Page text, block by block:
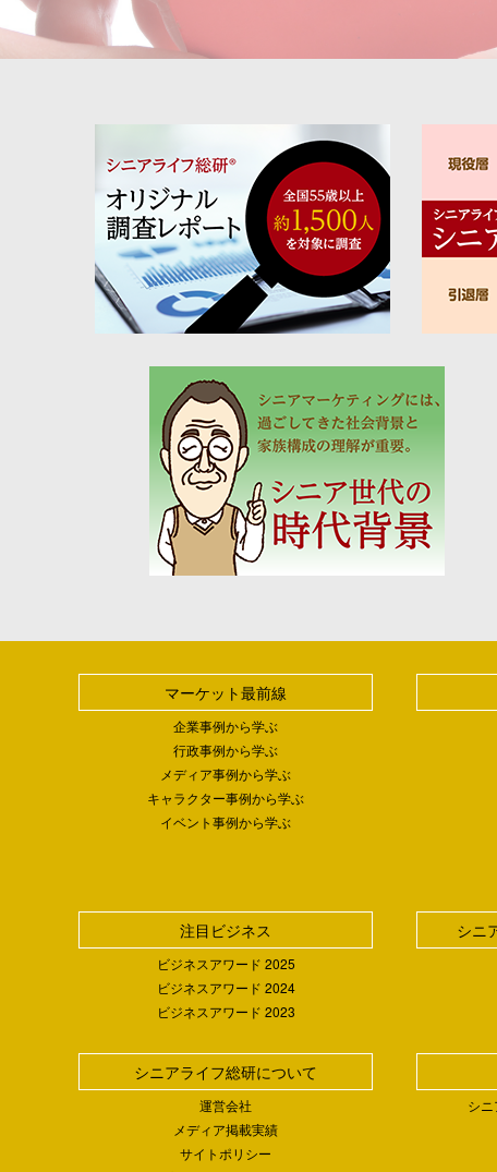
マーケット最前線
企業事例から学ぶ
行政事例から学ぶ
メディア事例から学ぶ
キャラクター事例から学ぶ
イベント事例から学ぶ
注目ビジネス
ビジネスアワード 2025
ビジネスアワード 2024
ビジネスアワード 2023
シニ
シニアライフ総研について
運営会社
メディア掲載実績
サイトポリシー
シ